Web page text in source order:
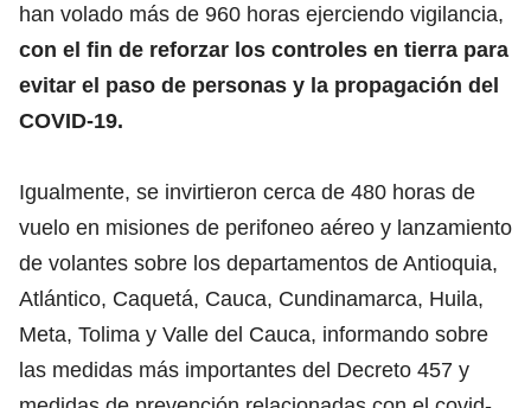
han volado más de 960 horas ejerciendo vigilancia,
con el fin de reforzar los controles en tierra para
evitar el paso de personas y la propagación del
COVID-19.
Igualmente, se invirtieron cerca de 480 horas de
vuelo en misiones de perifoneo aéreo y lanzamiento
de volantes sobre los departamentos de Antioquia,
Atlántico, Caquetá, Cauca, Cundinamarca, Huila,
Meta, Tolima y Valle del Cauca, informando sobre
las medidas más importantes del Decreto 457 y